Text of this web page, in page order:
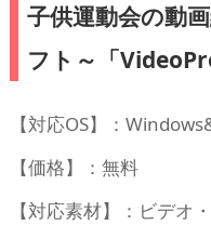
子供運動会の動
フト～「
【対応OS】：
【価格】：無料
【対応素材】：ビデオ